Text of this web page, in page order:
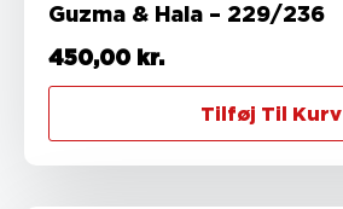
Guzma & Hala – 229/236
450,00 kr.
Tilføj Til Kurv